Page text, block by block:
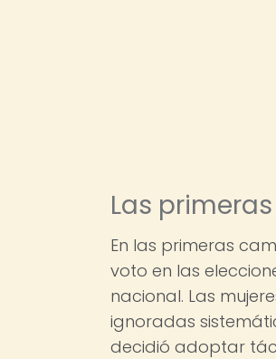
Las
En las primeras
voto en las
nacional. Las
ignoradas
decidió adoptar